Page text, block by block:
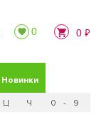
0 0 ₽
Новинки
Ц Ч 0 - 9